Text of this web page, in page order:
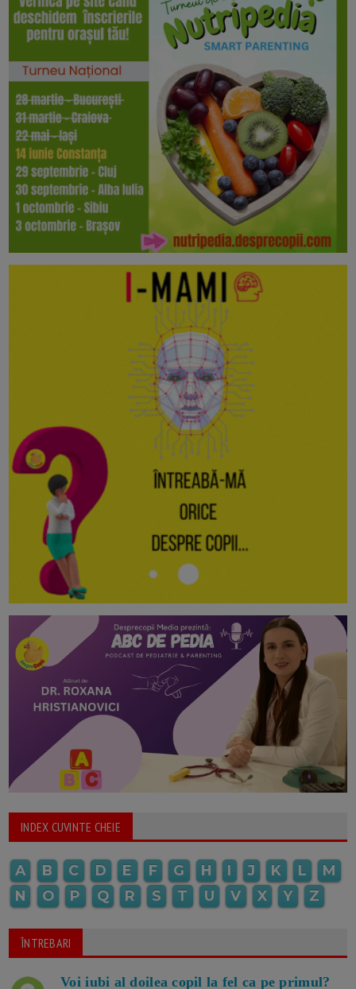
INDEX CUVINTE CHEIE
A B C D E F G H I J K L
M
N
O P Q R S T U V X Y Z
ÎNTREBARI
Voi iubi al doilea copil la fel ca pe primul?